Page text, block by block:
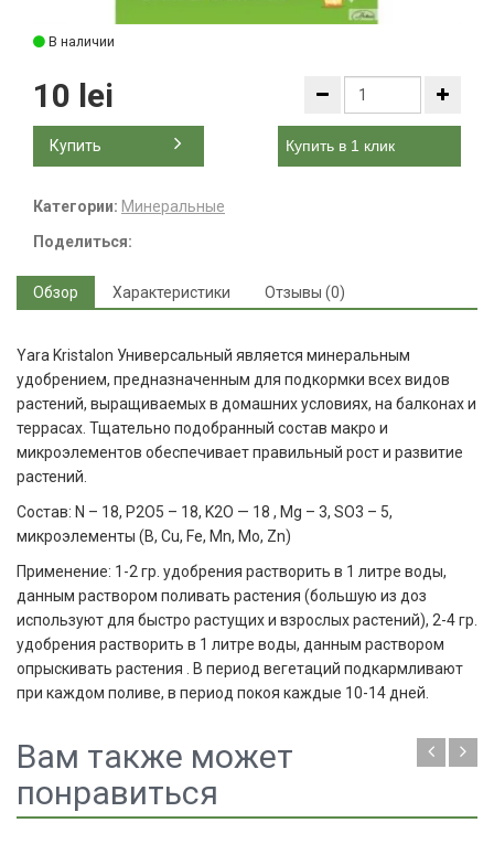
В наличии
10 lei
Купить Купить в 1 клик
Категории: Минеральные
Поделиться:
Обзор Характеристики Отзывы (0)
Yara Kristalon Универсальный является минеральным
удобрениeм, предназначенным для подкормки всех видов
растений, выращиваемых в домашних условиях, на балконах и
террасах. Тщательно подобранный состав макро и
микроэлементов обеспечивает правильный рост и развитие
растений.
Состав: N – 18, P2O5 – 18, K2O — 18 , Mg – 3, SO3 – 5,
микроэлементы (B, Cu, Fe, Mn, Mo, Zn)
Применение: 1-2 гр. удобрения растворить в 1 литре воды,
данным раствором поливать растения (большую из доз
используют для быстро растущих и взрослых растений), 2-4 гр.
удобрения растворить в 1 литре воды, данным раствором
опрыскивать растения . В период вегетаций подкармливают
при каждом поливе, в период покоя каждые 10-14 дней.
Вам также может
понравиться